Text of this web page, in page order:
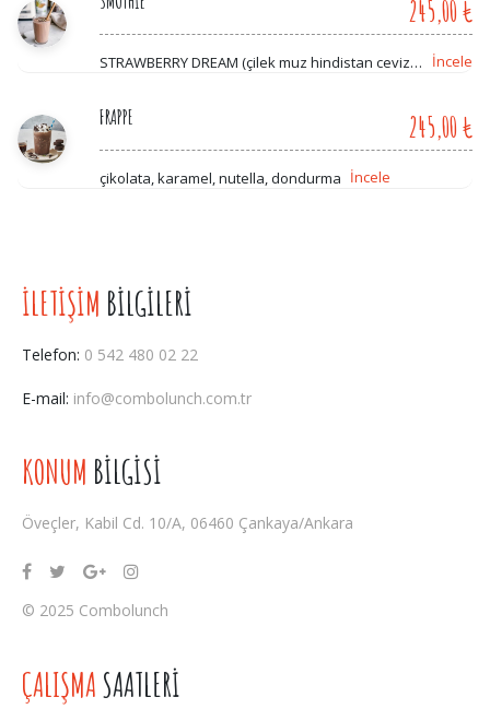
245,00 ₺
STRAWBERRY DREAM (çilek muz hindistan cevizi
OREO ÇİLEK (oreo, çilek, dondurma, bal)
İncele
FRAPPE 245,00 ₺
çikolata, karamel, nutella, dondurma İncele
İLETİŞİM BİLGİLERİ
Telefon: 0 542 480 02 22
E-mail: info@combolunch.com.tr
KONUM BİLGİSİ
Öveçler, Kabil Cd. 10/A, 06460 Çankaya/Ankara
© 2025 Combolunch
ÇALIŞMA SAATLERİ